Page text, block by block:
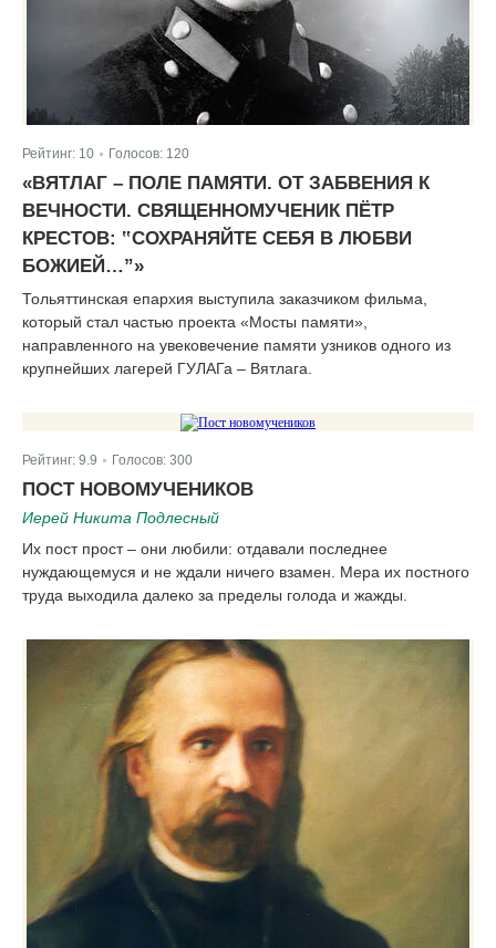
Рейтинг: 10 Голосов: 120
«ВЯТЛАГ – ПОЛЕ ПАМЯТИ. ОТ ЗАБВЕНИЯ К
ВЕЧНОСТИ. СВЯЩЕННОМУЧЕНИК ПЁТР
КРЕСТОВ: ‟СОХРАНЯЙТЕ СЕБЯ В ЛЮБВИ
БОЖИЕЙ…”»
Тольяттинская епархия выступила заказчиком фильма,
который стал частью проекта «Мосты памяти»,
направленного на увековечение памяти узников одного из
крупнейших лагерей ГУЛАГа – Вятлага.
Рейтинг: 9.9 Голосов: 300
ПОСТ НОВОМУЧЕНИКОВ
Иерей Никита Подлесный
Их пост прост ‒ они любили: отдавали последнее
нуждающемуся и не ждали ничего взамен. Мера их постного
труда выходила далеко за пределы голода и жажды.